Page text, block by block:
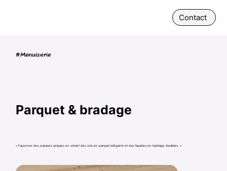
Contact
#Menuiserie
Parquet & bradage
​« Façonner des espaces uniques en créant des sols en parquet élégants et des façades en bardage durables. »